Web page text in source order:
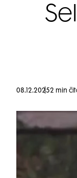
08.12.20252 min